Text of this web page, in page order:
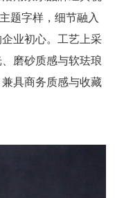
题字样，细节融入
业初心。工艺上采
磨砂质感与软珐琅
具商务质感与收藏